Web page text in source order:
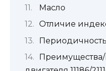
Масло
Отличие
Преимущества/